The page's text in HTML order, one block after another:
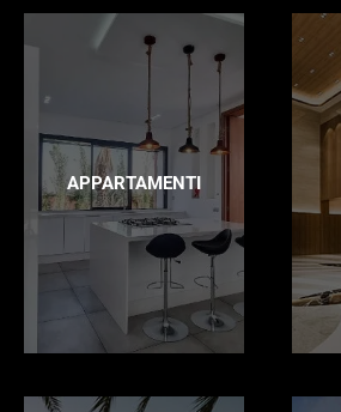
APPARTAMENTI